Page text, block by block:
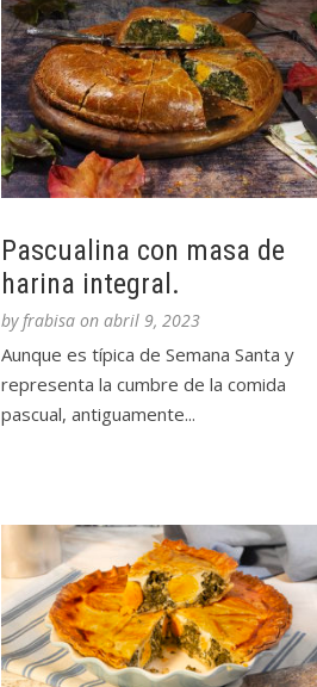
Pascualina con masa de
harina integral.
byfrabisa on abril 9, 2023
Aunque es típica de Semana Santa y
representa la cumbre de la comida
pascual, antiguamente...